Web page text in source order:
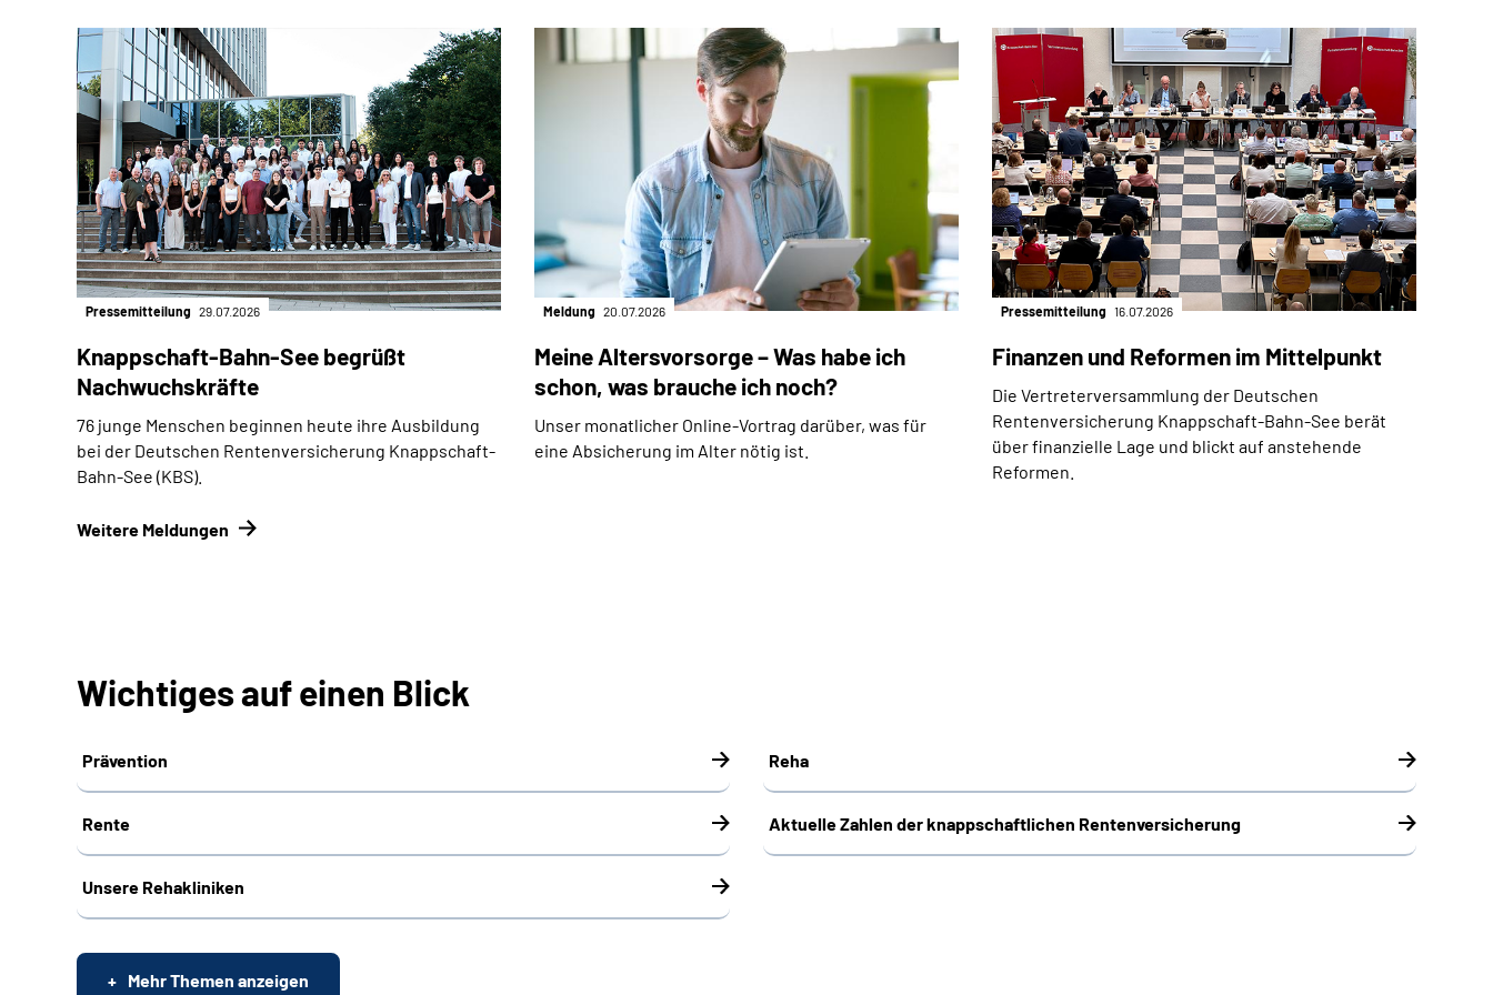
Pressemitteilung 29.07.2026
Knappschaft-Bahn-See begrüßt
Nachwuchskräfte
76 junge Menschen beginnen heute ihre Ausbildung
bei der Deutschen Rentenversicherung Knappschaft-
Bahn-See (KBS).
Meldung 20.07.2026
Meine Altersvorsorge – Was habe ich
schon, was brauche ich noch?
Unser monatlicher Online-Vortrag darüber, was für
eine Absicherung im Alter nötig ist.
Pressemitteilung 16.07.2026
Finanzen und Reformen im Mittelpunkt
Die Vertreterversammlung der Deutschen
Rentenversicherung Knappschaft-Bahn-See berät
über finanzielle Lage und blickt auf anstehende
Reformen.
Weitere Meldungen
Wichtiges auf einen Blick
Prävention Reha
Rente Aktuelle Zahlen der knappschaftlichen Rentenversicherung
Unsere Rehakliniken
Mehr Themen anzeigen